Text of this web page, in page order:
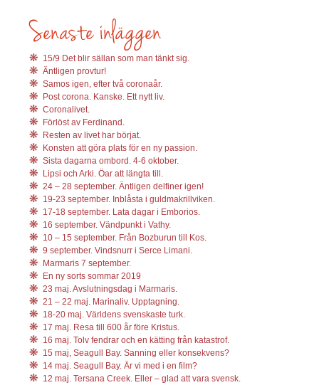
15/9 Det blir sällan som man tänkt sig.
Äntligen provtur!
Samos igen, efter två coronaår.
Post corona. Kanske. Ett nytt liv.
Coronalivet.
Förlöst av Ferdinand.
Resten av livet har börjat.
Konsten att göra plats för en ny passion.
Sista dagarna ombord. 4-6 oktober.
Lipsi och Arki. Öar att längta till.
24 – 28 september. Äntligen delfiner igen!
19-23 september. Inblåsta i guldmakrillviken.
17-18 september. Lata dagar i Emborios.
16 september. Vändpunkt i Vathy.
10 – 15 september. Från Bozburun till Kos.
9 september. Vindsnurr i Serce Limani.
Marmaris 7 september.
En ny sorts sommar 2019
23 maj. Avslutningsdag i Marmaris.
21 – 22 maj. Marinaliv. Upptagning.
18-20 maj. Världens svenskaste turk.
17 maj. Resa till 600 år före Kristus.
16 maj. Tolv fendrar och en kätting från katastrof.
15 maj, Seagull Bay. Sanning eller konsekvens?
14 maj. Seagull Bay. Är vi med i en film?
12 maj. Tersana Creek. Eller – glad att vara svensk.